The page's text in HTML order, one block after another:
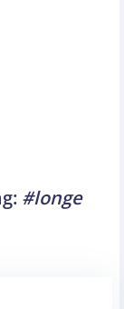
#longe